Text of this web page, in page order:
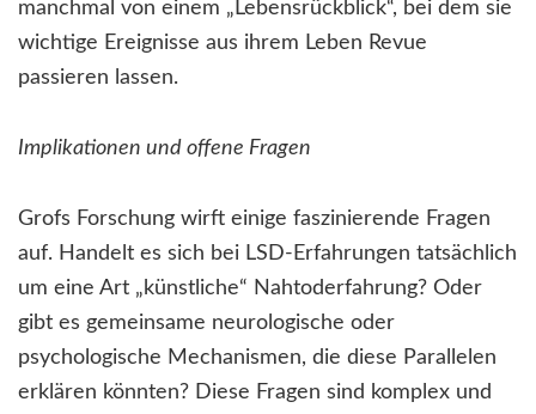
manchmal von einem „Lebensrückblick“, bei dem sie
wichtige Ereignisse aus ihrem Leben Revue
passieren lassen.
Implikationen und offene Fragen
Grofs Forschung wirft einige faszinierende Fragen
auf. Handelt es sich bei LSD-Erfahrungen tatsächlich
um eine Art „künstliche“ Nahtoderfahrung? Oder
gibt es gemeinsame neurologische oder
psychologische Mechanismen, die diese Parallelen
erklären könnten? Diese Fragen sind komplex und